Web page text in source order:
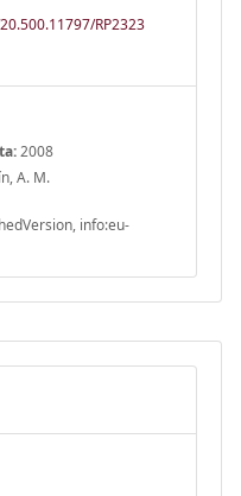
RP2323
2008
A. M.
info:eu-